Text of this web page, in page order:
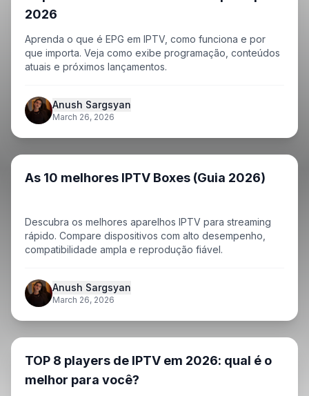
2026
Aprenda o que é EPG em IPTV, como funciona e por
que importa. Veja como exibe programação, conteúdos
atuais e próximos lançamentos.
Anush Sargsyan
March 26, 2026
As 10 melhores IPTV Boxes (Guia 2026)
Descubra os melhores aparelhos IPTV para streaming
rápido. Compare dispositivos com alto desempenho,
compatibilidade ampla e reprodução fiável.
Anush Sargsyan
March 26, 2026
TOP 8 players de IPTV em 2026: qual é o
melhor para você?